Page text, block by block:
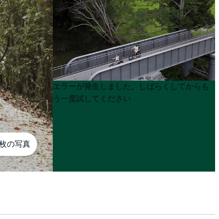
の写真
Product
List
Product
List
エラーが発生しました。しばらくしてからも
う一度試してください